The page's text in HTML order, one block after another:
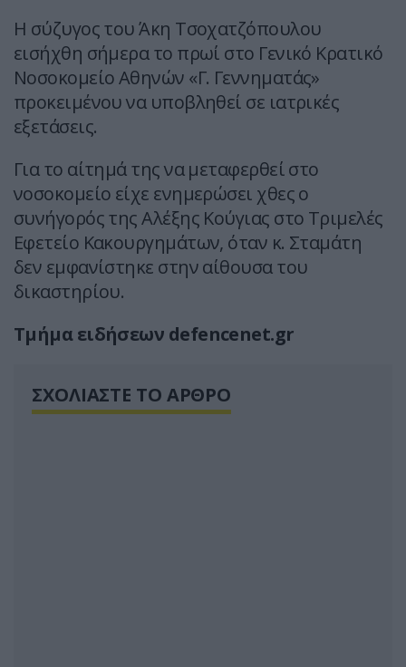
Η σύζυγος του Άκη Τσοχατζόπουλου
εισήχθη σήμερα το πρωί στο Γενικό Κρατικό
Νοσοκομείο Αθηνών «Γ. Γεννηματάς»
προκειμένου να υποβληθεί σε ιατρικές
εξετάσεις.
Για το αίτημά της να μεταφερθεί στο
νοσοκομείο είχε ενημερώσει χθες ο
συνήγορός της Αλέξης Κούγιας στο Τριμελές
Εφετείο Κακουργημάτων, όταν κ. Σταμάτη
δεν εμφανίστηκε στην αίθουσα του
δικαστηρίου.
Τμήμα ειδήσεων defencenet.gr
ΣΧΟΛΙΑΣΤΕ ΤΟ ΑΡΘΡΟ